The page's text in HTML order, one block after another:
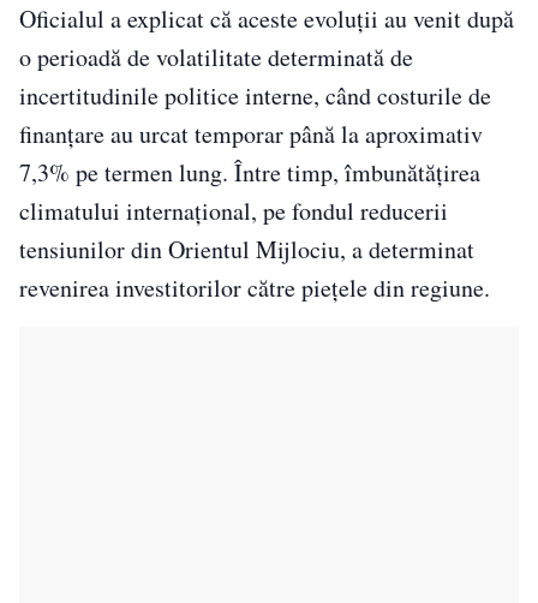
Oficialul a explicat că aceste evoluții au venit după
o perioadă de volatilitate determinată de
incertitudinile politice interne, când costurile de
finanțare au urcat temporar până la aproximativ
7,3% pe termen lung. Între timp, îmbunătățirea
climatului internațional, pe fondul reducerii
tensiunilor din Orientul Mijlociu, a determinat
revenirea investitorilor către piețele din regiune.